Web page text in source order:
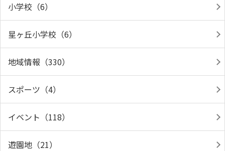
小学校（6）
星ヶ丘小学校（6）
地域情報（330）
スポーツ（4）
イベント（118）
遊園地（21）